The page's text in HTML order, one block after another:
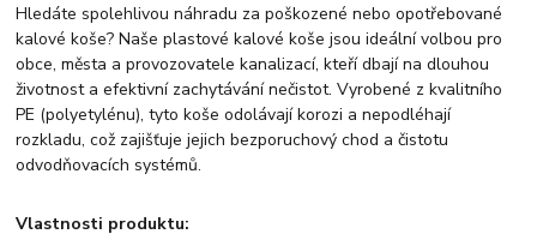
Hledáte spolehlivou náhradu za poškozené nebo opotřebované
kalové koše? Naše plastové kalové koše jsou ideální volbou pro
obce, města a provozovatele kanalizací, kteří dbají na dlouhou
životnost a efektivní zachytávání nečistot. Vyrobené z kvalitního
PE (polyetylénu), tyto koše odolávají korozi a nepodléhají
rozkladu, což zajišťuje jejich bezporuchový chod a čistotu
odvodňovacích systémů.
Vlastnosti produktu: